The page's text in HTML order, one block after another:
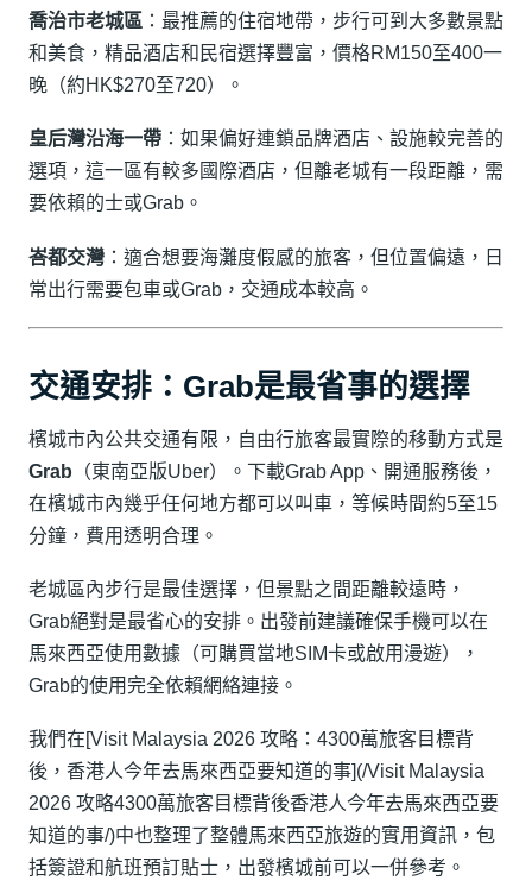
喬治市老城區 ：最推薦的住宿地帶，步行可到大多數景點
和美食，精品酒店和民宿選擇豐富，價格RM150至400一
晚（約HK$270至720）。
皇后灣沿海一帶 ：如果偏好連鎖品牌酒店、設施較完善的
選項，這一區有較多國際酒店，但離老城有一段距離，需
要依賴的士或Grab。
峇都交灣 ：適合想要海灘度假感的旅客，但位置偏遠，日
常出行需要包車或Grab，交通成本較高。
交通安排：Grab是最省事的選擇
檳城市內公共交通有限，自由行旅客最實際的移動方式是
Grab （東南亞版Uber）。下載Grab App、開通服務後，
在檳城市內幾乎任何地方都可以叫車，等候時間約5至15
分鐘，費用透明合理。
老城區內步行是最佳選擇，但景點之間距離較遠時，
Grab絕對是最省心的安排。出發前建議確保手機可以在
馬來西亞使用數據（可購買當地SIM卡或啟用漫遊），
Grab的使用完全依賴網絡連接。
我們在[Visit Malaysia 2026 攻略：4300萬旅客目標背
後，香港人今年去馬來西亞要知道的事](/Visit Malaysia
2026 攻略4300萬旅客目標背後香港人今年去馬來西亞要
知道的事/)中也整理了整體馬來西亞旅遊的實用資訊，包
括簽證和航班預訂貼士，出發檳城前可以一併參考。